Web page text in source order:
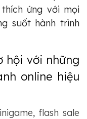
ứng với mọi
suốt hành trình
hội với những
online hiệu
flash sale